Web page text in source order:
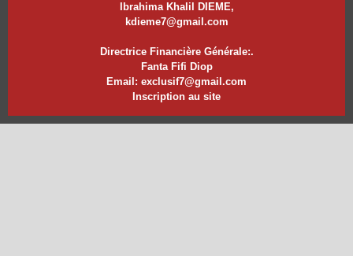
Ibrahima Khalil DIEME,
kdieme7@gmail.com
Directrice Financière Générale:.
Fanta Fifi Diop
Email: exclusif7@gmail.com
Inscription au site